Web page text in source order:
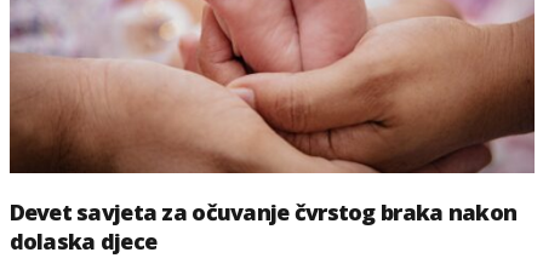
Devet savjeta za očuvanje čvrstog braka nakon
dolaska djece